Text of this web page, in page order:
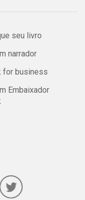
seu livro
narrador
for business
Embaixador